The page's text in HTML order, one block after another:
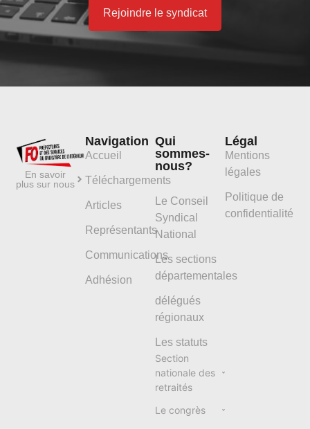
Rejoindre le syndicat
En savoir
plus sur nous
Navigation
Accueil
Téléchargements
Articles
Représentants
Communications
Adhésion
Qui
sommes-
nous?
Le Conseil
Syndical
National
Les sections
départementales
délégués
régionaux
Les statuts
Section
nationale des
retraités
Le congrès
Légal
Mentions
légales
Politique de
confidentialité